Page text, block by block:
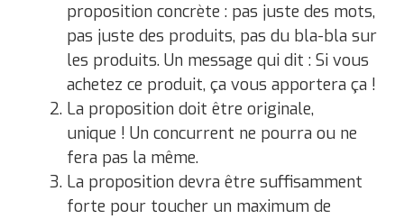
proposition concrète : pas juste des mots,
pas juste des produits, pas du bla-bla sur
les produits. Un message qui dit : Si vous
achetez ce produit, ça vous apportera ça !
La proposition doit être originale,
unique ! Un concurrent ne pourra ou ne
fera pas la même.
La proposition devra être suffisamment
forte pour toucher un maximum de